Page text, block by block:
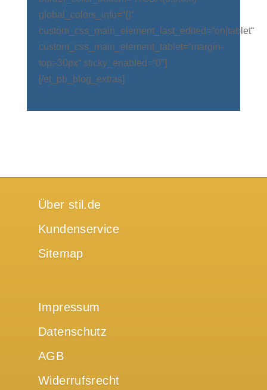
global_colors_info=“{}“
custom_css_main_element_last_edited=“on|tablet“
custom_css_main_element_tablet=“margin-
top:-30px“ sticky_enabled=“0″]
[/et_pb_blog_extras]
Über stil.de
Kundenservice
Sitemap
Impressum
Datenschutz
AGB
Widerrufsrecht